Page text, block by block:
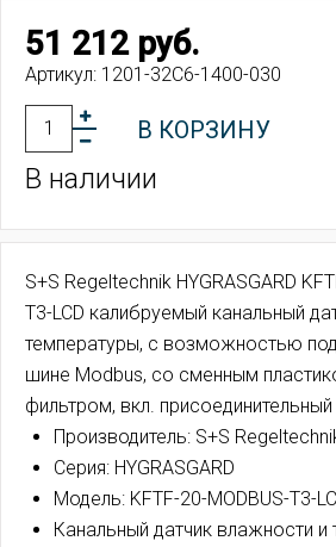
51 212 руб.
Артикул: 1201-32C6-1400-030
В КОРЗИНУ
В наличии
S+S Regeltechnik HYGRASGARD
T3-LCD калибруемый канальный
температуры, с возможностью
шине Modbus, со сменным
фильтром, вкл. присоединительный
Производитель: S+S
Серия: HYGRASGARD
Модель: KFTF-20-MODBUS-T3-
Канальный датчик влажности и